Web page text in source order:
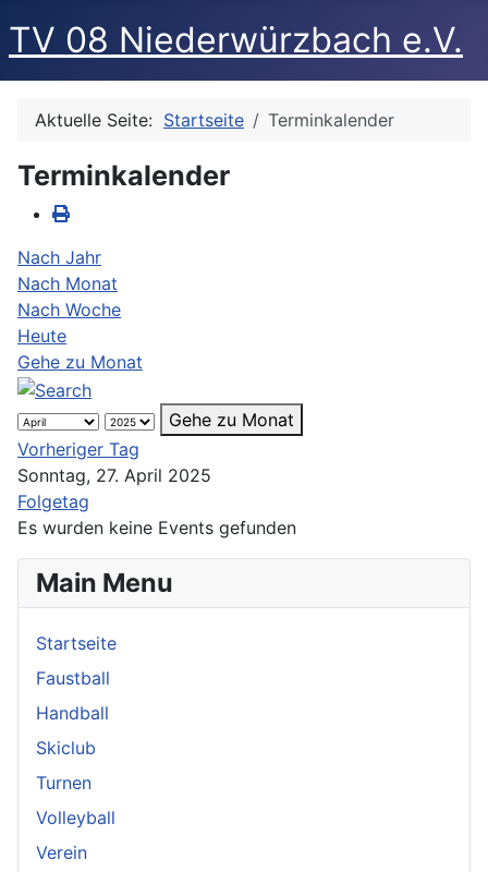
TV 08 Niederwürzbach e.V.
Aktuelle Seite: Startseite Terminkalender
Terminkalender
Nach Jahr
Nach Monat
Nach Woche
Heute
Gehe zu Monat
Gehe zu Monat
Vorheriger Tag
Sonntag, 27. April 2025
Folgetag
Es wurden keine Events gefunden
Main Menu
Startseite
Faustball
Handball
Skiclub
Turnen
Volleyball
Verein